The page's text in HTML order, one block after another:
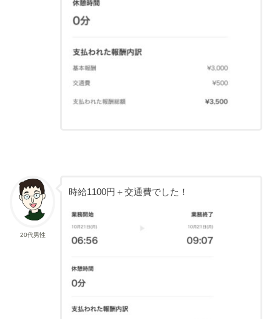
20代男性
時給1100円＋交通費でした！